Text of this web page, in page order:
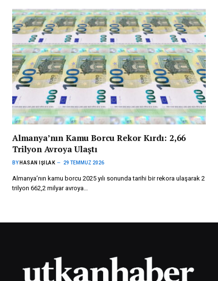
Almanya’nın Kamu Borcu Rekor Kırdı: 2,66
Trilyon Avroya Ulaştı
BY HASAN IŞILAK 29 TEMMUZ 2026
Almanya’nın kamu borcu 2025 yılı sonunda tarihi bir rekora ulaşarak 2
trilyon 662,2 milyar avroya…